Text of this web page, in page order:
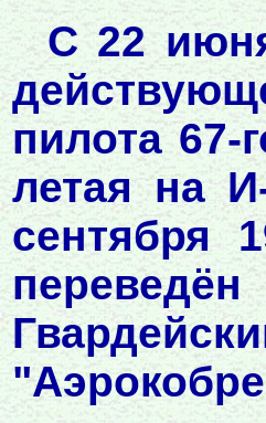
С 22
пилота
летая на
сентября